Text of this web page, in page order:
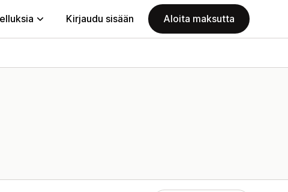
Kirjaudu sisään Aloita maksutta